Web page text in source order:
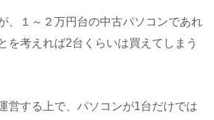
、１～２万円台の中古パソコンであれ
を考えれば2台くらいは買えてしまう
営する上で、パソコンが1台だけでは